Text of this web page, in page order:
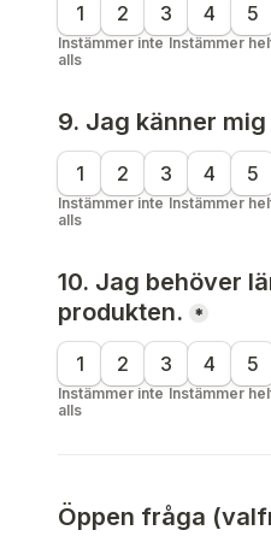
1 2 3 4 5
Instämmer inte
alls
Instämmer
9. Jag känner
1 2 3 4 5
Instämmer inte
alls
Instämmer
10. Jag behöver
produkten.
*
1 2 3 4 5
Instämmer inte
alls
Instämmer
Öppen fråga